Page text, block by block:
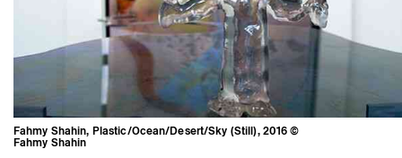
Fahmy Shahin, Plastic/Ocean/Desert/Sky (Still), 2016 ©
Fahmy Shahin